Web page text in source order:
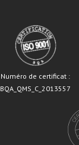
Numéro de certificat :
BQA_QMS_C_2013557